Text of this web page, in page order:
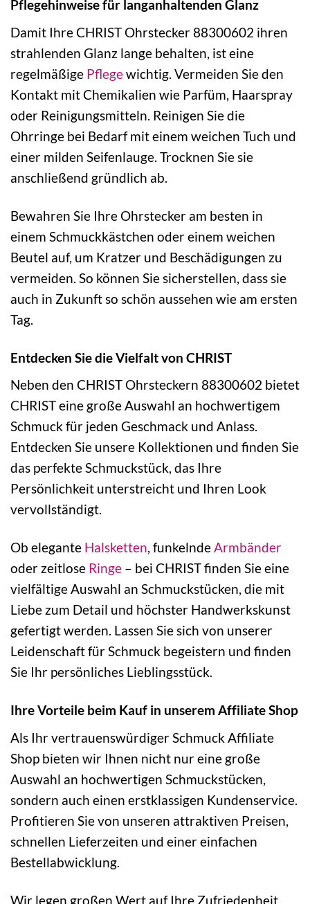
Pflegehinweise für langanhaltenden Glanz
Damit Ihre CHRIST Ohrstecker 88300602 ihren
strahlenden Glanz lange behalten, ist eine
regelmäßige Pflegewichtig. Vermeiden Sie den
Kontakt mit Chemikalien wie Parfüm, Haarspray
oder Reinigungsmitteln. Reinigen Sie die
Ohrringe bei Bedarf mit einem weichen Tuch und
einer milden Seifenlauge. Trocknen Sie sie
anschließend gründlich ab.
Bewahren Sie Ihre Ohrstecker am besten in
einem Schmuckkästchen oder einem weichen
Beutel auf, um Kratzer und Beschädigungen zu
vermeiden. So können Sie sicherstellen, dass sie
auch in Zukunft so schön aussehen wie am ersten
Tag.
Entdecken Sie die Vielfalt von CHRIST
Neben den CHRIST Ohrsteckern 88300602 bietet
CHRIST eine große Auswahl an hochwertigem
Schmuck für jeden Geschmack und Anlass.
Entdecken Sie unsere Kollektionen und finden Sie
das perfekte Schmuckstück, das Ihre
Persönlichkeit unterstreicht und Ihren Look
vervollständigt.
Ob elegante Halsketten, funkelndeArmbänder
oder zeitlose Ringe – bei CHRIST finden Sie eine
vielfältige Auswahl an Schmuckstücken, die mit
Liebe zum Detail und höchster Handwerkskunst
gefertigt werden. Lassen Sie sich von unserer
Leidenschaft für Schmuck begeistern und finden
Sie Ihr persönliches Lieblingsstück.
Ihre Vorteile beim Kauf in unserem Affiliate Shop
Als Ihr vertrauenswürdiger Schmuck Affiliate
Shop bieten wir Ihnen nicht nur eine große
Auswahl an hochwertigen Schmuckstücken,
sondern auch einen erstklassigen Kundenservice.
Profitieren Sie von unseren attraktiven Preisen,
schnellen Lieferzeiten und einer einfachen
Bestellabwicklung.
Wir legen großen Wert auf Ihre Zufriedenheit